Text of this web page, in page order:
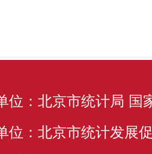
位：北京市统计局 国
位：北京市统计发展